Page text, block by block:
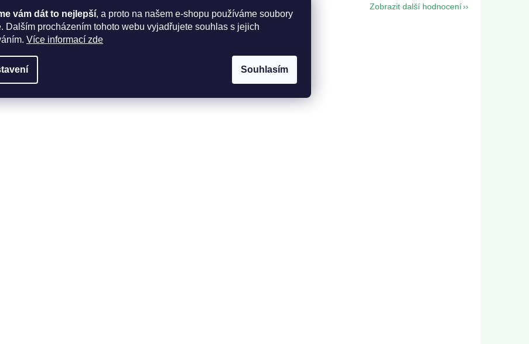
vám dát to nejlepší, a proto na našem e-shopu používáme soubory
Dalším procházením tohoto webu vyjadřujete souhlas s jejich
Více informací zde
Souhlasím
Zobrazit další hodnocení